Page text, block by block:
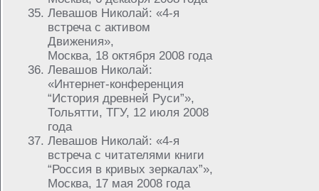
Левашов Николай: «4-я
встреча с активом
Движения»,
Москва, 18 октября 2008 года
Левашов Николай:
«Интернет-конференция
“История древней Руси”»,
Тольятти, ТГУ, 12 июля 2008
года
Левашов Николай: «4-я
встреча с читателями книги
“Россия в кривых зеркалах”»,
Москва, 17 мая 2008 года